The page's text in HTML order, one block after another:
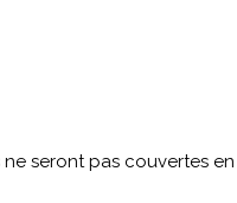
seront pas couvertes en